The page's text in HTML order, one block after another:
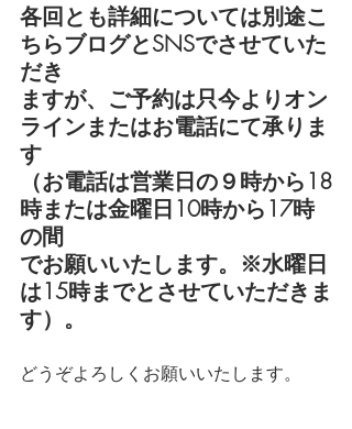
各回とも詳細については別途こ
ちらブログとSNSでさせていた
だき
ますが、ご予約は只今よりオン
ラインまたはお電話にて承りま
す
（お電話は営業日の９時から18
時または金曜日10時から17時
の間
でお願いいたします。※水曜日
は15時までとさせていただきま
す）。
どうぞよろしくお願いいたします。